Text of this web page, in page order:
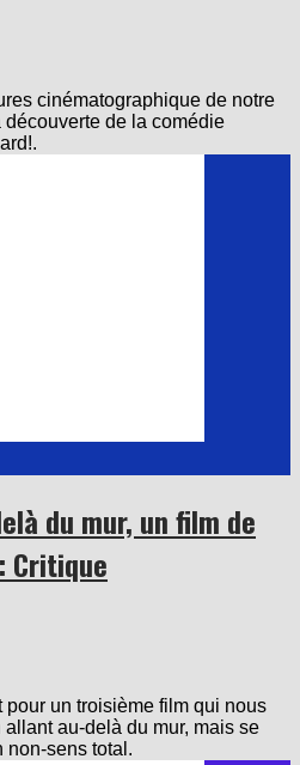
cinématographique de notre
découverte de la comédie
du mur, un film de
Critique
un troisième film qui nous
au-delà du mur, mais se
sens total.